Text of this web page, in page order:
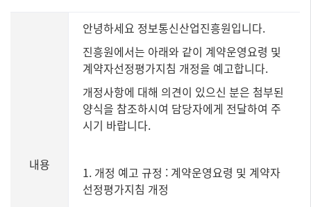
내용
안녕하세요 정보통신산업진흥원입니다.
진흥원에서는 아래와 같이 계약운영요령 및
계약자선정평가지침 개정을 예고합니다.
개정사항에 대해 의견이 있으신 분은 첨부된
양식을 참조하시여 담당자에게 전달하여 주
시기 바랍니다.
1. 개정 예고 규정 : 계약운영요령 및 계약자
선정평가지침 개정